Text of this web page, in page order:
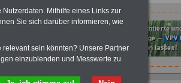
nur 15 Euro
Laufzeit von 12
Sie in den
Fragen zum Öffentlichen
dem Laufenden: Sie
Mithilfe eines Links zur
Sie sich darüber informieren, wie
sein könnten? Unsere Partner
einzublenden und Messwerte zu